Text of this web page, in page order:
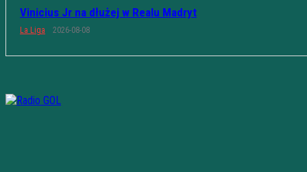
Vinicius Jr na dłużej w Realu Madryt
La Liga 2026-08-08